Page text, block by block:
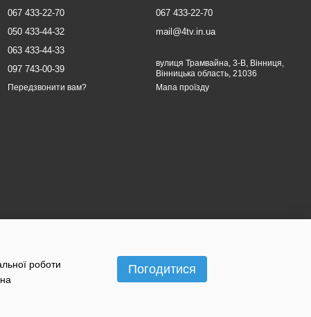
067 433-22-70
050 433-44-32
063 433-44-33
097 743-00-39
Передзвонити вам?
067 433-22-70
mail@4tv.in.ua
вулиця Трамвайна, 3-В, Вінниця,
Вінницька область, 21036
Мапа проїзду
роботи
Погодитися